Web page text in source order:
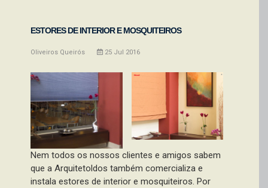
ESTORES DE INTERIOR E MOSQUITEIROS
Oliveiros Queirós 25 Jul 2016
Nem todos os nossos clientes e amigos sabem
que a Arquitetoldos também comercializa e
instala estores de interior e mosquiteiros. Por